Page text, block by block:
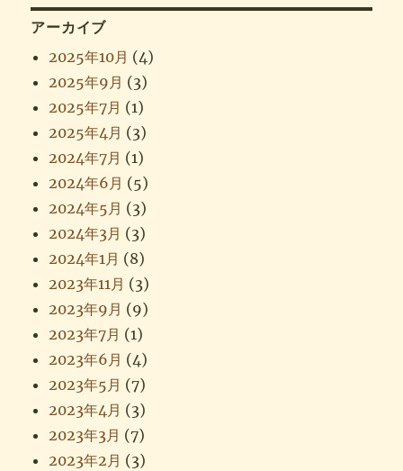
アーカイブ
2025年10月 (4)
2025年9月 (3)
2025年7月 (1)
2025年4月 (3)
2024年7月 (1)
2024年6月 (5)
2024年5月 (3)
2024年3月 (3)
2024年1月 (8)
2023年11月 (3)
2023年9月 (9)
2023年7月 (1)
2023年6月 (4)
2023年5月 (7)
2023年4月 (3)
2023年3月 (7)
2023年2月 (3)